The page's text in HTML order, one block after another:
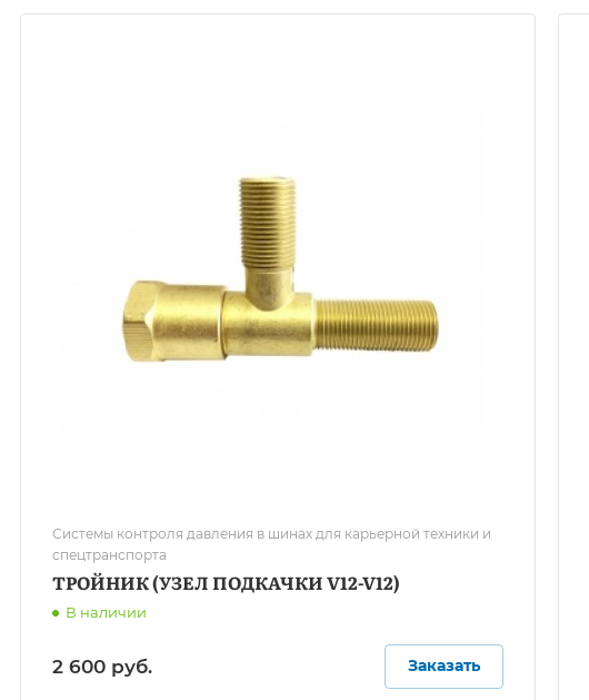
Системы контроля давления в шинах для карьерной техники и
спецтранспорта
ТРОЙНИК (УЗЕЛ ПОДКАЧКИ V12-V12)
В наличии
2 600 руб. Заказать